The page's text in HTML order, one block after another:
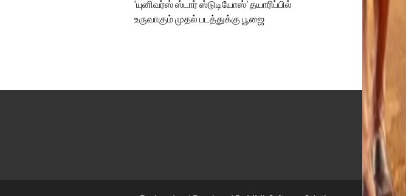
‘யுனிவர்ஸ் ஸ்டார் ஸ்டுடியோஸ்’ தயாரிப்பில்
உருவாகும் முதல் படத்துக்கு பூஜை